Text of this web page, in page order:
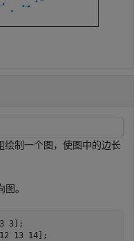
绘制一个图，使图中的边长
。
3];
13 14];